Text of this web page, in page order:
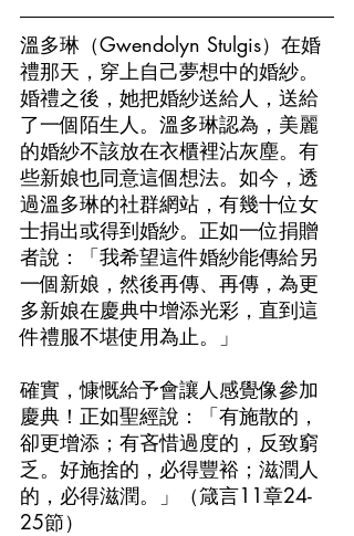
溫多琳（Gwendolyn Stulgis）在婚
禮那天，穿上自己夢想中的婚紗。
婚禮之後，她把婚紗送給人，送給
了一個陌生人。溫多琳認為，美麗
的婚紗不該放在衣櫃裡沾灰塵。有
些新娘也同意這個想法。如今，透
過溫多琳的社群網站，有幾十位女
士捐出或得到婚紗。正如一位捐贈
者說：「我希望這件婚紗能傳給另
一個新娘，然後再傳、再傳，為更
多新娘在慶典中增添光彩，直到這
件禮服不堪使用為止。」
確實，慷慨給予會讓人感覺像參加
慶典！正如聖經說：「有施散的，
卻更增添；有吝惜過度的，反致窮
乏。好施捨的，必得豐裕；滋潤人
的，必得滋潤。」（箴言11章24-
25節）